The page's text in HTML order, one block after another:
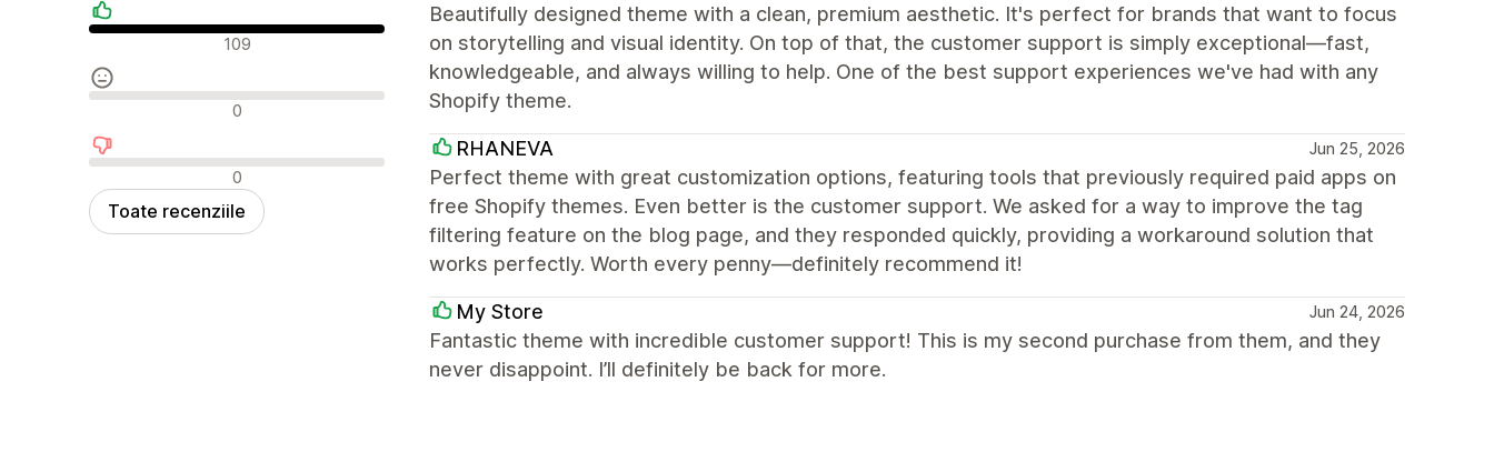
Recenzii pozitive109
Recenzii neutre 0
Recenzii negative0
Toate recenziile
Beautifully designed theme with a clean, premium aesthetic. It's perfect for brands that want to focus
on storytelling and visual identity. On top of that, the customer support is simply exceptional—fast,
knowledgeable, and always willing to help. One of the best support experiences we've had with any
Shopify theme.
RHANEVA Jun 25, 2026
Perfect theme with great customization options, featuring tools that previously required paid apps on
free Shopify themes. Even better is the customer support. We asked for a way to improve the tag
filtering feature on the blog page, and they responded quickly, providing a workaround solution that
works perfectly. Worth every penny—definitely recommend it!
My Store Jun 24, 2026
Fantastic theme with incredible customer support! This is my second purchase from them, and they
never disappoint. I’ll definitely be back for more.